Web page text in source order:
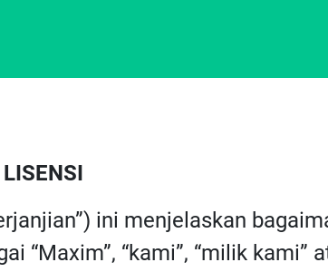
ini menjelaskan
“kami”, “milik kami”